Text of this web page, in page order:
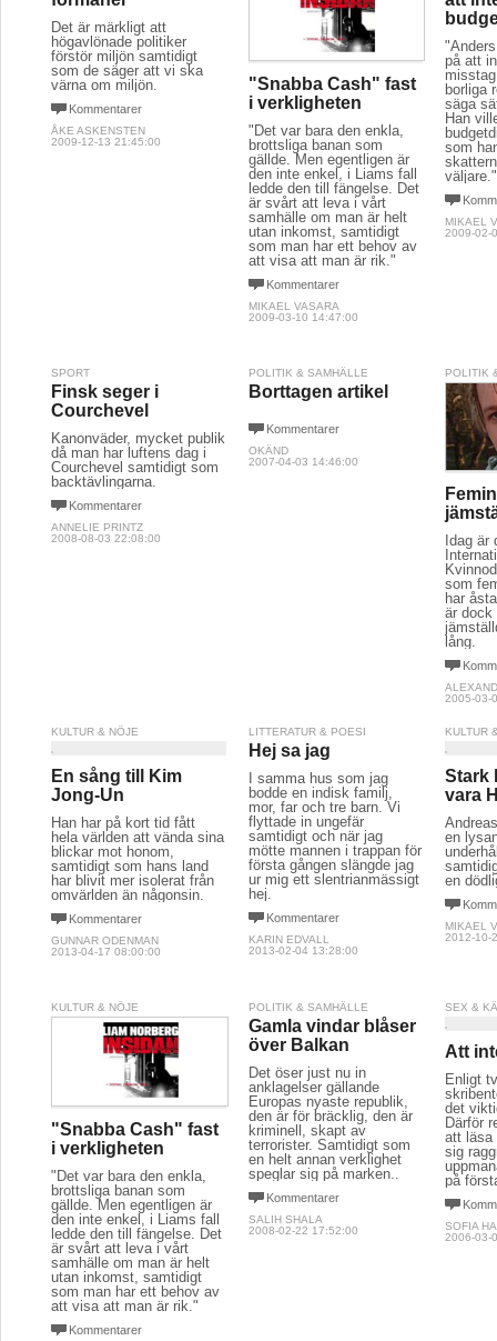
Det är märkligt att
högavlönade politiker
förstör miljön samtidigt
som de säger att vi ska
värna om miljön.
Kommentarer
ÅKE ASKENSTEN
2009-12-13 21:45:00
"Snabba Cash" fast
i verkligheten
"Det var bara den enkla,
brottsliga banan som
gällde. Men egentligen är
den inte enkel, i Liams fall
ledde den till fängelse. Det
är svårt att leva i vårt
samhälle om man är helt
utan inkomst, samtidigt
som man har ett behov av
att visa att man är rik."
Kommentarer
MIKAEL VASARA
2009-03-10 14:47:00
på att
borliga
säga
Han
som
väljare."
MIKAEL
2009-02-
SPORT
Finsk seger i
Courchevel
Kanonväder, mycket publik
då man har luftens dag i
Courchevel samtidigt som
backtävlingarna.
Kommentarer
ANNELIE PRINTZ
2008-08-03 22:08:00
POLITIK & SAMHÄLLE
Borttagen artikel
Kommentarer
OKÄND
2007-04-03 14:46:00
POLITIK
Idag är
som
har
är dock
lång.
2005-03-
KULTUR & NÖJE
En sång till Kim
Jong-Un
Han har på kort tid fått
hela världen att vända sina
blickar mot honom,
samtidigt som hans land
har blivit mer isolerat från
omvärlden än någonsin.
Kommentarer
GUNNAR ODENMAN
2013-04-17 08:00:00
LITTERATUR & POESI
Hej sa jag
I samma hus som jag
bodde en indisk familj,
mor, far och tre barn. Vi
flyttade in ungefär
samtidigt och när jag
mötte mannen i trappan för
första gången slängde jag
ur mig ett slentrianmässigt
hej.
Kommentarer
KARIN EDVALL
2013-02-04 13:28:00
KULTUR
Stark
vara
en
en
MIKAEL
2012-10-
KULTUR & NÖJE
"Snabba Cash" fast
i verkligheten
"Det var bara den enkla,
brottsliga banan som
gällde. Men egentligen är
den inte enkel, i Liams fall
ledde den till fängelse. Det
är svårt att leva i vårt
samhälle om man är helt
utan inkomst, samtidigt
som man har ett behov av
att visa att man är rik."
Kommentarer
POLITIK & SAMHÄLLE
Gamla vindar blåser
över Balkan
Det öser just nu in
anklagelser gällande
Europas nyaste republik,
den är för bräcklig, den är
kriminell, skapt av
terrorister. Samtidigt som
en helt annan verklighet
speglar sig på marken..
Kommentarer
SALIH SHALA
2008-02-22 17:52:00
SEX &
Att
Enligt
det
Därför
att läsa
sig
på
SOFIA
2006-03-